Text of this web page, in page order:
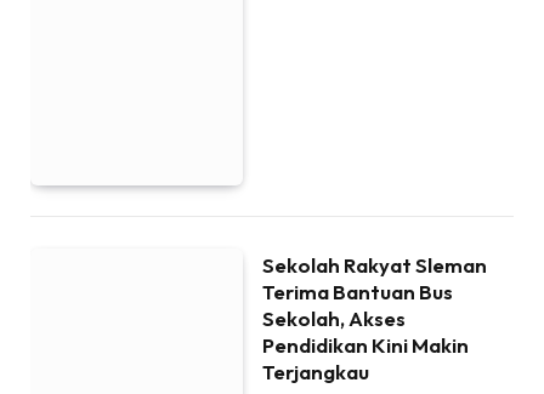
Sekolah Rakyat Sleman
Terima Bantuan Bus
Sekolah, Akses
Pendidikan Kini Makin
Terjangkau